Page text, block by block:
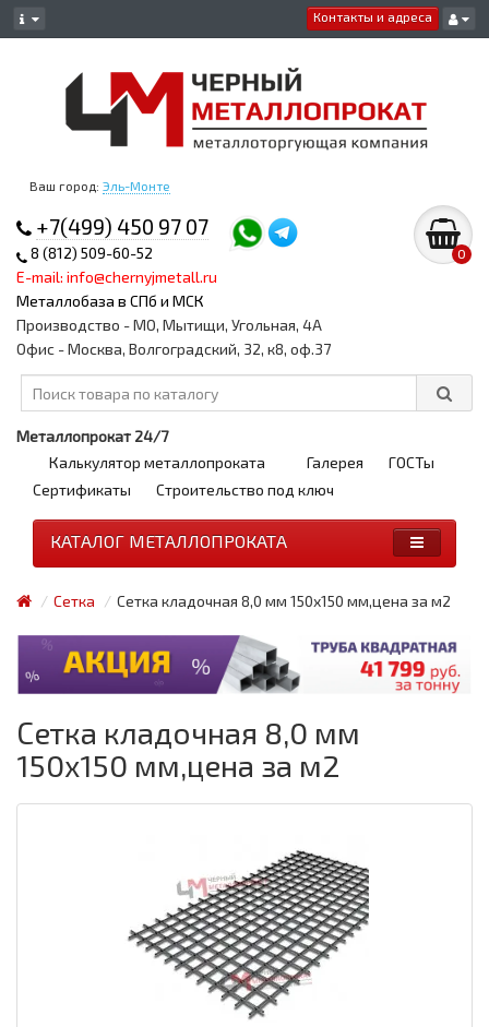
Контакты и адреса
Ваш город: Эль-Монте
+7(499) 450 97 07
8 (812) 509-60-52
E-mail: info@chernyjmetall.ru
Металлобаза в СПб и МСК
0
Производство - МО, Мытищи, Угольная, 4А
Офис - Москва, Волгоградский, 32, к8, оф.37
Металлопрокат 24/7
Калькулятор металлопроката
Галерея
ГОСТы
Сертификаты
Строительство под ключ
КАТАЛОГ МЕТАЛЛОПРОКАТА
Сетка Сетка кладочная 8,0 мм 150х150 мм,цена за м2
Сетка кладочная 8,0 мм
150х150 мм,цена за м2